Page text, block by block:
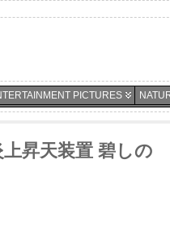
PICTURES
昇天装置 碧しの